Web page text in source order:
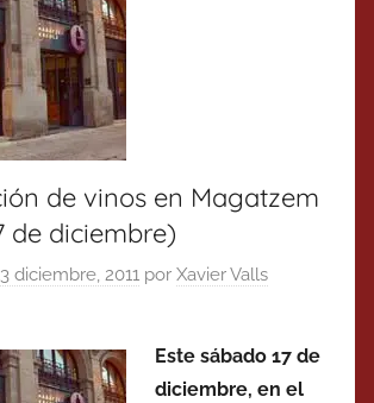
de vinos en Magatzem
de diciembre)
diciembre, 2011 por Xavier Valls
Este sábado 17 de
diciembre, en el